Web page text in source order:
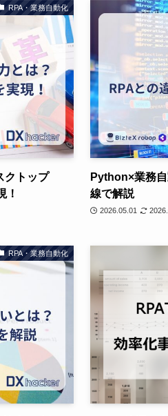
RPA・業務自動化
クトップ
！
Python×業務
線で解説
2026.05.01
RPA・業務自動化